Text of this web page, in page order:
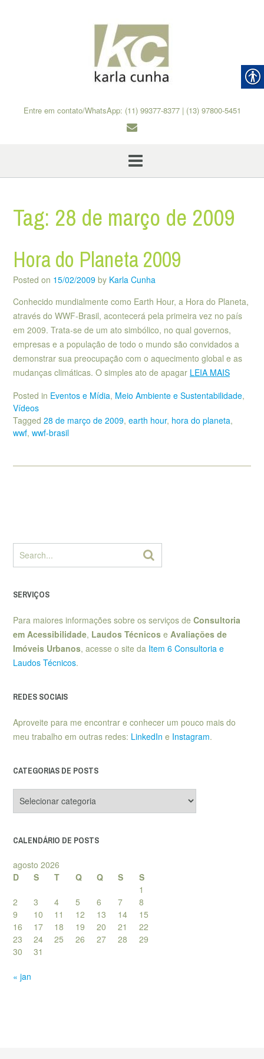
Entre em contato/WhatsApp: (11) 99377-8377 | (13) 97800-5451
Tag: 28 de março de 2009
Hora do Planeta 2009
Posted on 15/02/2009 by Karla Cunha
Conhecido mundialmente como Earth Hour, a Hora do Planeta,
através do WWF-Brasil, acontecerá pela primeira vez no país
em 2009. Trata-se de um ato simbólico, no qual governos,
empresas e a população de todo o mundo são convidados a
demonstrar sua preocupação com o aquecimento global e as
mudanças climáticas. O simples ato de apagar LEIA MAIS
Posted in Eventos e Mídia, Meio Ambiente e Sustentabilidade,
Vídeos
Tagged 28 de março de 2009, earth hour, hora do planeta,
wwf, wwf-brasil
SERVIÇOS
Para maiores informações sobre os serviços de Consultoria
em Acessibilidade, Laudos Técnicos e Avaliações de
Imóveis Urbanos, acesse o site da Item 6 Consultoria e
Laudos Técnicos.
REDES SOCIAIS
Aproveite para me encontrar e conhecer um pouco mais do
meu trabalho em outras redes: LinkedIn e Instagram.
CATEGORIAS DE POSTS
de
CALENDÁRIO DE POSTS
agosto 2026
D
S T Q Q S
S
1
2
3 4 5 6 7
8
9
10 11 12 13 14
15
16
17 18 19 20 21
22
23
24 25 26 27 28
29
30
31
« jan